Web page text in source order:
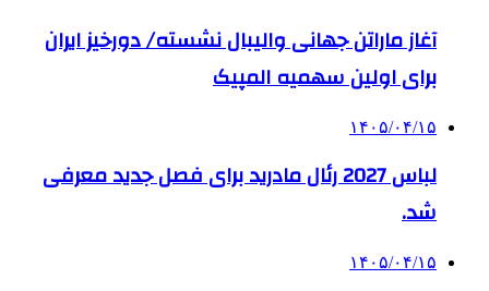
آغاز ماراتن جهانی والیبال نشسته/ دورخیز ایران
برای اولین سهمیه المپیک
۱۴۰۵/۰۴/۱۵
لباس 2027 رئال مادرید برای فصل جدید معرفی
شد.
۱۴۰۵/۰۴/۱۵